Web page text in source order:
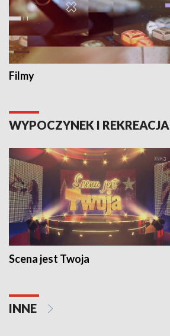
Filmy
WYPOCZYNEK I REKREACJA
Scena jest Twoja
INNE